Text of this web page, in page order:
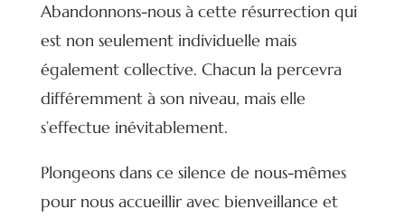
Abandonnons-nous à cette résurrection qui
est non seulement individuelle mais
également collective. Chacun la percevra
différemment à son niveau, mais elle
s’effectue inévitablement.
Plongeons dans ce silence de nous-mêmes
pour nous accueillir avec bienveillance et